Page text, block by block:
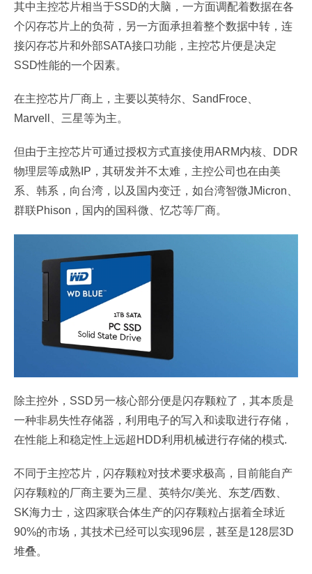
其中主控芯片相当于SSD的大脑，一方面调配着数据在各
个闪存芯片上的负荷，另一方面承担着整个数据中转，连
接闪存芯片和外部SATA接口功能，主控芯片便是决定
SSD性能的一个因素。
在主控芯片厂商上，主要以英特尔、SandFroce、
Marvell、三星等为主。
但由于主控芯片可通过授权方式直接使用ARM内核、DDR
物理层等成熟IP，其研发并不太难，主控公司也在由美
系、韩系，向台湾，以及国内变迁，如台湾智微JMicron、
群联Phison，国内的国科微、忆芯等厂商。
除主控外，SSD另一核心部分便是闪存颗粒了，其本质是
一种非易失性存储器，利用电子的写入和读取进行存储，
在性能上和稳定性上远超HDD利用机械进行存储的模式.
不同于主控芯片，闪存颗粒对技术要求极高，目前能自产
闪存颗粒的厂商主要为三星、英特尔/美光、东芝/西数、
SK海力士，这四家联合体生产的闪存颗粒占据着全球近
90%的市场，其技术已经可以实现96层，甚至是128层3D
堆叠。